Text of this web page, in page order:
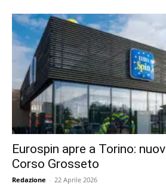
Eurospin apre a Torino:
Corso Grosseto
Redazione - 22 Aprile 2026